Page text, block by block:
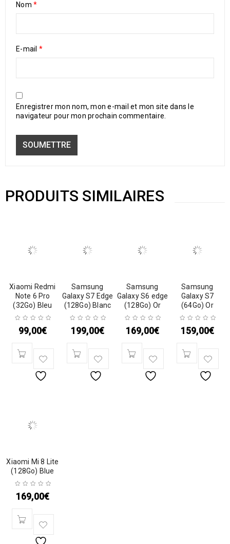
Nom *
E-mail *
Enregistrer mon nom, mon e-mail et mon site dans le
navigateur pour mon prochain commentaire.
PRODUITS SIMILAIRES
Xiaomi Redmi
Note 6 Pro
(32Go) Bleu
99,00€
Samsung
Galaxy S7 Edge
(128Go) Blanc
199,00€
Samsung
Galaxy S6 edge
(128Go) Or
169,00€
Samsung
Galaxy S7
(64Go) Or
159,00€
Xiaomi Mi 8 Lite
(128Go) Blue
169,00€